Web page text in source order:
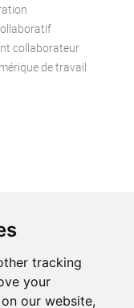
tracking
your
our website,
collaborateur
de travail